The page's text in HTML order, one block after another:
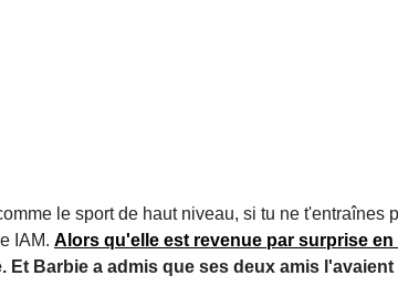
le sport de haut niveau, si tu ne
IAM. Alors qu'elle est revenue par surprise
Et Barbie a admis que ses deux amis